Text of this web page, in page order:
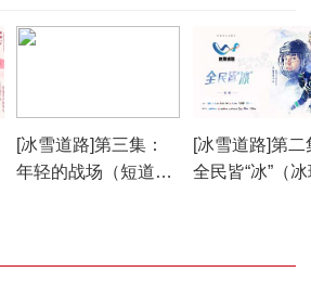
[冰雪道路]第三集：
年轻的战场（短道速
[冰雪道路]第二
全民皆“冰”（
00:25:00